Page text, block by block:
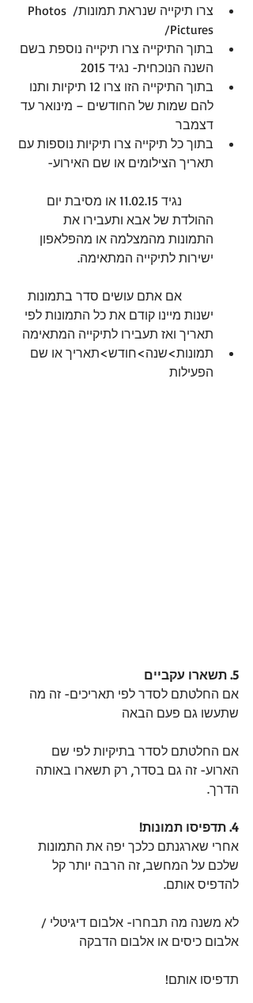
צרו תיקייה שנראת תמונות/ Photos
/Pictures
בתוך התיקייה צרו תיקייה נוספת בשם
השנה הנוכחית- נגיד 2015
בתוך התיקייה הזו צרו 12 תיקיות ותנו
להם שמות של החודשים – מינואר עד
דצמבר
בתוך כל תיקייה צרו תיקיות נוספות עם
תאריך הצילומים או שם האירוע-
	נגיד 11.02.15 או מסיבת יום
ההולדת של אבא ותעבירו את
התמונות מהמצלמה או מהפלאפון
ישירות לתיקייה המתאימה.
	אם אתם עושים סדר בתמונות
ישנות מיינו קודם את כל התמונות לפי
תאריך ואז תעבירו לתיקייה המתאימה
תמונות>שנה>חודש>תאריך או שם
הפעילות
5. תשארו עקביים
אם החלטתם לסדר לפי תאריכים- זה מה
שתעשו גם פעם הבאה
אם החלטתם לסדר בתיקיות לפי שם
הארוע- זה גם בסדר, רק תשארו באותה
הדרך.
4. תדפיסו תמונות!
אחרי שארגנתם כלכך יפה את התמונות
שלכם על המחשב, זה הרבה יותר קל
להדפיס אותם.
לא משנה מה תבחרו- אלבום דיגיטלי /
אלבום כיסים או אלבום הדבקה
תדפיסו אותם!